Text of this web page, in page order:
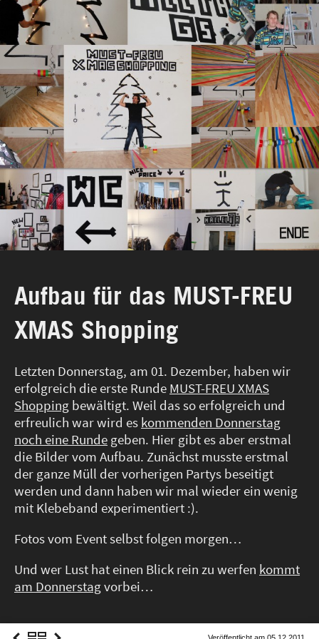
Imprint & Privacy Policy
Aufbau für das MUST-FREU
XMAS Shopping
Letzten Donnerstag, am 01. Dezember, haben wir
erfolgreich die erste Runde MUST-FREU XMAS
Shopping bewältigt. Weil das so erfolgreich und
erfreulich war wird es kommenden Donnerstag
noch eine Runde geben. Hier gibt es aber erstmal
die Bilder vom Aufbau. Zunächst musste erstmal
der ganze Müll der vorherigen Partys beseitigt
werden und dann haben wir mal wieder ein wenig
mit Klebeband experimentiert :).
Fotos vom Event selbst folgen morgen…
Und wer Lust hat einen Blick rein zu werfen kommt
am Donnerstagvorbei…